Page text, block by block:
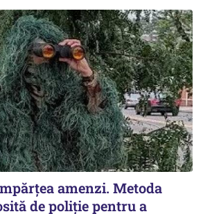
amenzi. Metoda
de poliție pentru a